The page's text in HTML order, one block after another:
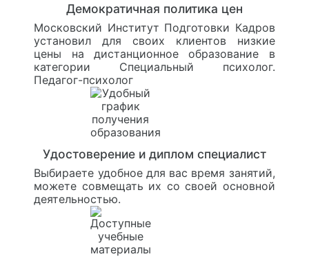
Демократичная политика цен
Московский Институт Подготовки Кадров
установил для своих клиентов низкие
цены на дистанционное образование в
категории Специальный психолог.
Педагог-психолог
Удостоверение и диплом специалист
Выбираете удобное для вас время занятий,
можете совмещать их со своей основной
деятельностью.